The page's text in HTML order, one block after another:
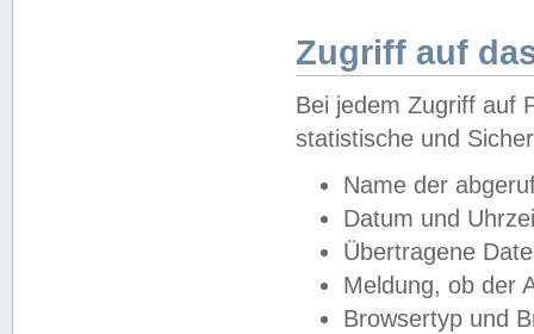
Zugriff auf
Bei jedem Zugriff auf
statistische und
Name der
Datum und
Übertragene
Meldung, ob der
Browsertyp und